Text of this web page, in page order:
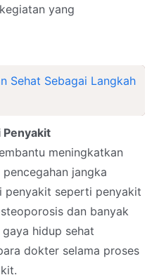
yang
Sehat Sebagai Langkah
Penyakit
meningkatkan
jangka
penyakit seperti penyakit
dan banyak
hidup sehat
dokter selama proses